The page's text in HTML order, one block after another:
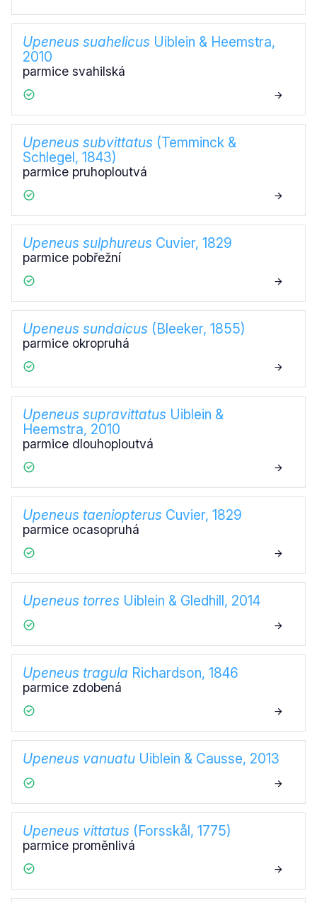
Upeneus suahelicus Uiblein & Heemstra,
2010
parmice svahilská
Upeneus subvittatus (Temminck &
Schlegel, 1843)
parmice pruhoploutvá
Upeneus sulphureus Cuvier, 1829
parmice pobřežní
Upeneus sundaicus (Bleeker, 1855)
parmice okropruhá
Upeneus supravittatus Uiblein &
Heemstra, 2010
parmice dlouhoploutvá
Upeneus taeniopterus Cuvier, 1829
parmice ocasopruhá
Upeneus torres Uiblein & Gledhill, 2014
Upeneus tragula Richardson, 1846
parmice zdobená
Upeneus vanuatu Uiblein & Causse, 2013
Upeneus vittatus (Forsskål, 1775)
parmice proměnlivá